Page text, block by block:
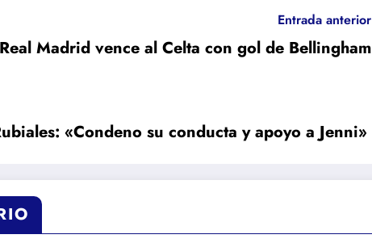
Entrada anterior
Real Madrid vence al Celta con gol de Bellingham
«Condeno su conducta y apoyo a Jenni»